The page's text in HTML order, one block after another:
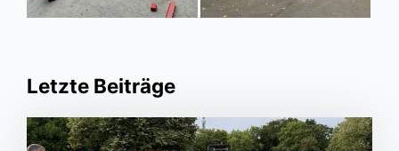
Letzte Beiträge